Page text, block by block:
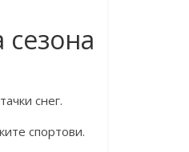
сезона
снег.
спортови.